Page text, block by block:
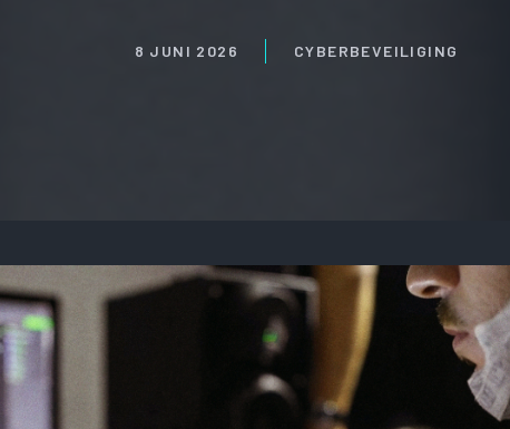
8 JUNI 2026 CYBERBEVEILIGING